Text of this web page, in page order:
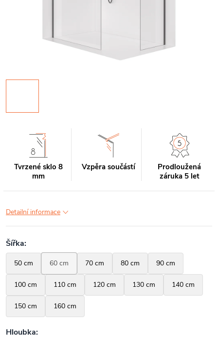
Tvrzené sklo 8
mm
Vzpěra součástí
Prodloužená
záruka 5 let
Detailní informace